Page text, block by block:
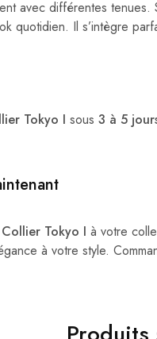
avec différentes tenues.
quotidien. Il s’intègre
Tokyo I sous 3 à 5
Collier Tokyo I à votre
à votre style.